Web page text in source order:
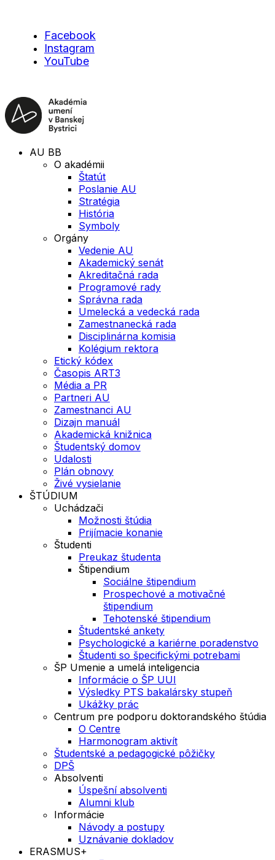
Facebook
Instagram
YouTube
AU BB
O akadémii
Štatút
Poslanie AU
Stratégia
História
Symboly
Orgány
Vedenie AU
Akademický senát
Akreditačná rada
Programové rady
Správna rada
Umelecká a vedecká rada
Zamestnanecká rada
Disciplinárna komisia
Kolégium rektora
Etický kódex
Časopis ART3
Média a PR
Partneri AU
Zamestnanci AU
Dizajn manuál
Akademická knižnica
Študentský domov
Udalosti
Plán obnovy
Živé vysielanie
ŠTÚDIUM
Uchádzači
Možnosti štúdia
Prijímacie konanie
Študenti
Preukaz študenta
Štipendium
Sociálne štipendium
Prospechové a motivačné
štipendium
Tehotenské štipendium
Študentské ankety
Psychologické a kariérne poradenstvo
Študenti so špecifickými potrebami
ŠP Umenie a umelá inteligencia
Informácie o ŠP UUI
Výsledky PTS bakalársky stupeň
Ukážky prác
Centrum pre podporu doktorandského štúdia
O Centre
Harmonogram aktivít
Študentské a pedagogické pôžičky
DPŠ
Absolventi
Úspešní absolventi
Alumni klub
Informácie
Návody a postupy
Uznávanie dokladov
ERASMUS+